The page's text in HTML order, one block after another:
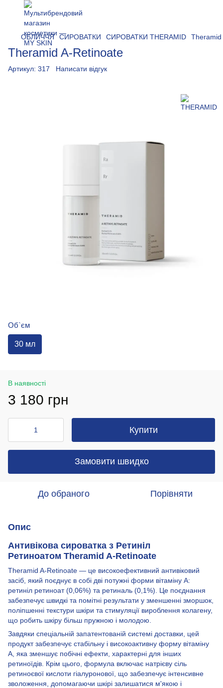
ОБЛИЧЧЯ СИРОВАТКИ СИРОВАТКИ THERAMID Theramid
Theramid A-Retinoate
Артикул: 317 Написати відгук
Об`єм
30 мл
В наявності
3 180 грн
Купити
Замовити швидко
До обраного Порівняти
Опис
Антивікова сироватка з Ретиніл
Ретиноатом Theramid A-Retinoate
Theramid A-Retinoate — це високоефективний антивіковий
засіб, який поєднує в собі дві потужні форми вітаміну А:
ретиніл ретиноат (0,06%) та ретиналь (0,1%). Це поєднання
забезпечує швидкі та помітні результати у зменшенні зморшок,
поліпшенні текстури шкіри та стимуляції вироблення колагену,
що робить шкіру більш пружною і молодою.
Завдяки спеціальній запатентованій системі доставки, цей
продукт забезпечує стабільну і високоактивну форму вітаміну
А, яка зменшує побічні ефекти, характерні для інших
ретиноїдів. Крім цього, формула включає натрієву сіль
ретиноєвої кислоти гіалуронової, що забезпечує інтенсивне
зволоження, допомагаючи шкірі залишатися м'якою і